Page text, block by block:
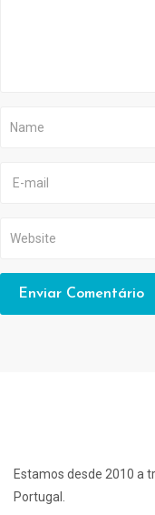
Estamos desde 2010 a
Portugal.